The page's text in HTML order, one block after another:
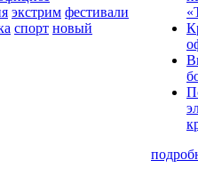
экстрим фестивали
спорт новый